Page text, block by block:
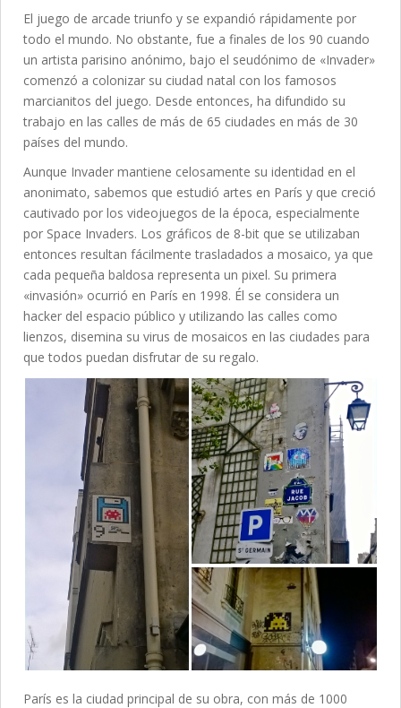
El juego de arcade triunfo y se expandió rápidamente por
todo el mundo. No obstante, fue a finales de los 90 cuando
un artista parisino anónimo, bajo el seudónimo de «Invader»
comenzó a colonizar su ciudad natal con los famosos
marcianitos del juego. Desde entonces, ha difundido su
trabajo en las calles de más de 65 ciudades en más de 30
países del mundo.
Aunque Invader mantiene celosamente su identidad en el
anonimato, sabemos que estudió artes en París y que creció
cautivado por los videojuegos de la época, especialmente
por Space Invaders. Los gráficos de 8-bit que se utilizaban
entonces resultan fácilmente trasladados a mosaico, ya que
cada pequeña baldosa representa un pixel. Su primera
«invasión» ocurrió en París en 1998. Él se considera un
hacker del espacio público y utilizando las calles como
lienzos, disemina su virus de mosaicos en las ciudades para
que todos puedan disfrutar de su regalo.
París es la ciudad principal de su obra, con más de 1000